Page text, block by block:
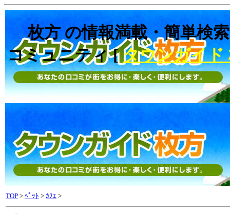
枚方 の情報満載・簡単検
コミュニティ [タウンガイ
TOP > ﾍﾟｯﾄ > ｶﾌｪ >